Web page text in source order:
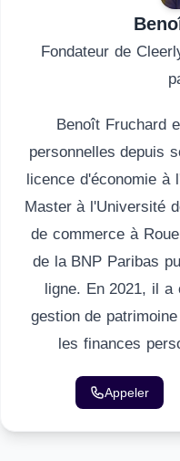
Fondateur de
Benoît Fruchard
personnelles depuis
licence d'économie à
Master à l'Université
de commerce à
de la BNP Paribas
ligne. En 2021, il a
gestion de
les finances
Appeler